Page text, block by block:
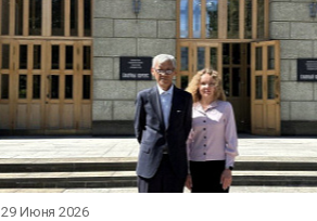
29 Июня 2026